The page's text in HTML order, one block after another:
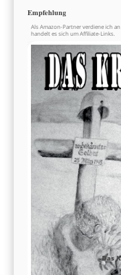
Empfehlung
Als Amazon-Partner verdiene ich
handelt es sich um Affiliate-Links.
Das